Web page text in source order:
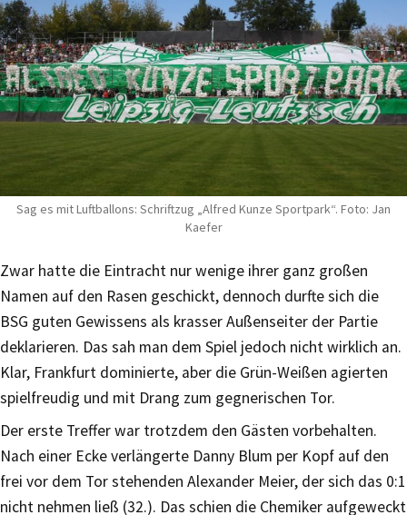
Sag es mit Luftballons: Schriftzug „Alfred Kunze Sportpark“. Foto: Jan
Kaefer
Zwar hatte die Eintracht nur wenige ihrer ganz großen
Namen auf den Rasen geschickt, dennoch durfte sich die
BSG guten Gewissens als krasser Außenseiter der Partie
deklarieren. Das sah man dem Spiel jedoch nicht wirklich an.
Klar, Frankfurt dominierte, aber die Grün-Weißen agierten
spielfreudig und mit Drang zum gegnerischen Tor.
Der erste Treffer war trotzdem den Gästen vorbehalten.
Nach einer Ecke verlängerte Danny Blum per Kopf auf den
frei vor dem Tor stehenden Alexander Meier, der sich das 0:1
nicht nehmen ließ (32.). Das schien die Chemiker aufgeweckt